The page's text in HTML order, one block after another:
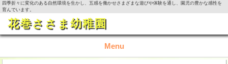
四季折々に変化のある自然環境を生かし、五感を働かせさまざまな遊びや体験を通し、園児の豊かな感性を
育んでいます。
花巻ささま幼稚園
Menu